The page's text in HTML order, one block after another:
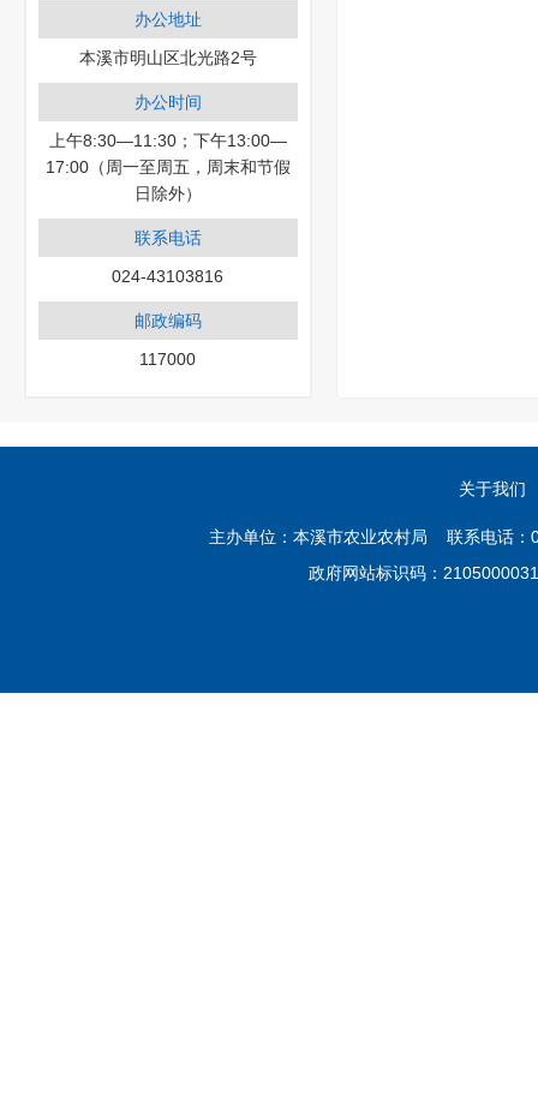
办公地址
本溪市明山区北光路2号
办公时间
上午8:30—11:30；下午13:00—
17:00（周一至周五，周末和节假
日除外）
联系电话
024-43103816
邮政编码
117000
关于我们
主办单位：本溪市农业农村局 联系电话
政府网站标识码：